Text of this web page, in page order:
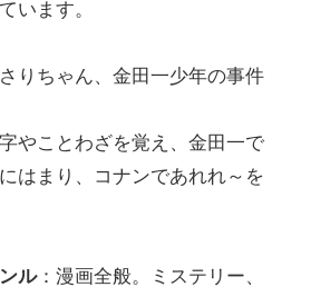
います。
りちゃん、金田一少年の事件
やことわざを覚え、金田一で
はまり、コナンであれれ～を
ル：漫画全般。ミステリー、